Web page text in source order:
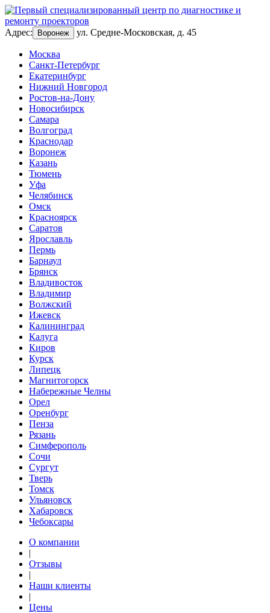
Адрес: Воронеж ул. Средне-Московская, д. 45
Москва
Санкт-Петербург
Екатеринбург
Нижний Новгород
Ростов-на-Дону
Новосибирск
Самара
Волгоград
Краснодар
Воронеж
Казань
Тюмень
Уфа
Челябинск
Омск
Красноярск
Саратов
Ярославль
Пермь
Барнаул
Брянск
Владивосток
Владимир
Волжский
Ижевск
Калининград
Калуга
Киров
Курск
Липецк
Магнитогорск
Набережные Челны
Орел
Оренбург
Пенза
Рязань
Симферополь
Сочи
Сургут
Тверь
Томск
Ульяновск
Хабаровск
Чебоксары
О компании
|
Отзывы
|
Наши клиенты
|
Цены